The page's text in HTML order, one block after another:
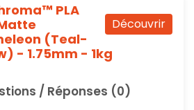
Découvrir
PLA
(Teal-
- 1.75mm - 1kg
/ Réponses (0)